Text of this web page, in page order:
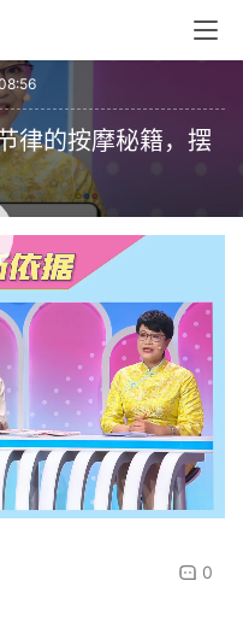
律的按摩秘籍，摆
年世界睡眠日的主题为
全球关注睡眠健康。那你
如何调整紊乱的睡眠节
摩法，不让失眠打扰你！
0